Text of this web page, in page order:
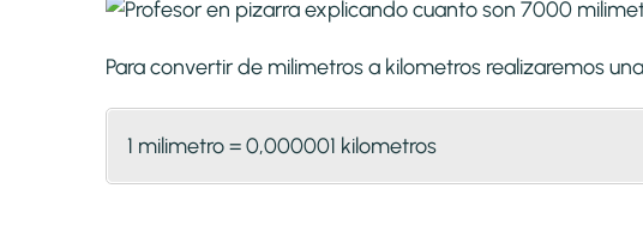
Para convertir de milimetros a kilometros realizaremos
1 milimetro = 0,000001 kilometros